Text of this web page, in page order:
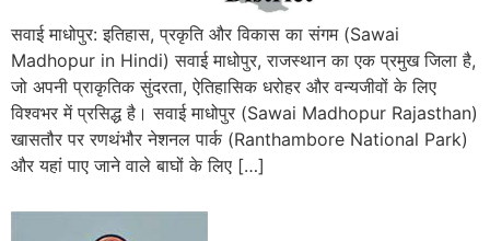
सवाई माधोपुर: इतिहास, प्रकृति और विकास का संगम (Sawai
Madhopur in Hindi) सवाई माधोपुर, राजस्थान का एक प्रमुख जिला है,
जो अपनी प्राकृतिक सुंदरता, ऐतिहासिक धरोहर और वन्यजीवों के लिए
विश्वभर में प्रसिद्ध है। सवाई माधोपुर (Sawai Madhopur Rajasthan)
खासतौर पर रणथंभौर नेशनल पार्क (Ranthambore National Park)
और यहां पाए जाने वाले बाघों के लिए […]